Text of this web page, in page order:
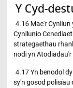
Y Cyd-
4.16 Mae'r
Cynllunio
strategaethau
nodi yn Atodiadau'r
4.17 Yn benodol
sy'n gosod polisïau